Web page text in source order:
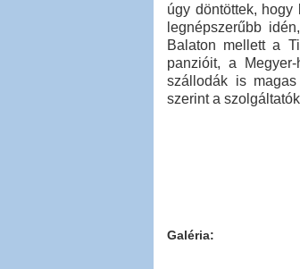
úgy döntöttek,
legnépszerűbb
Balaton mellett a
panzióit, a
szállodák is
szerint a
Galéria: